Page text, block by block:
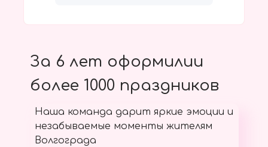
За 6 лет оформилии
более 1000 праздников
Наша команда дарит яркие эмоции и
незабываемые моменты жителям
Волгограда